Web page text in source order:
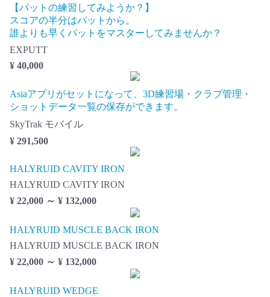
【パットの練習してみようか？】
スコアの半分はパットから。
誰よりも早くパットをマスターしてみませんか？
EXPUTT
¥ 40,000
Asiaアプリがセットになって、3D練習場・クラブ管理・
ショットデータ一覧の保存ができます。
SkyTrak モバイル
¥ 291,500
HALYRUID CAVITY IRON
HALYRUID CAVITY IRON
¥ 22,000 ～ ¥ 132,000
HALYRUID MUSCLE BACK IRON
HALYRUID MUSCLE BACK IRON
¥ 22,000 ～ ¥ 132,000
HALYRUID WEDGE